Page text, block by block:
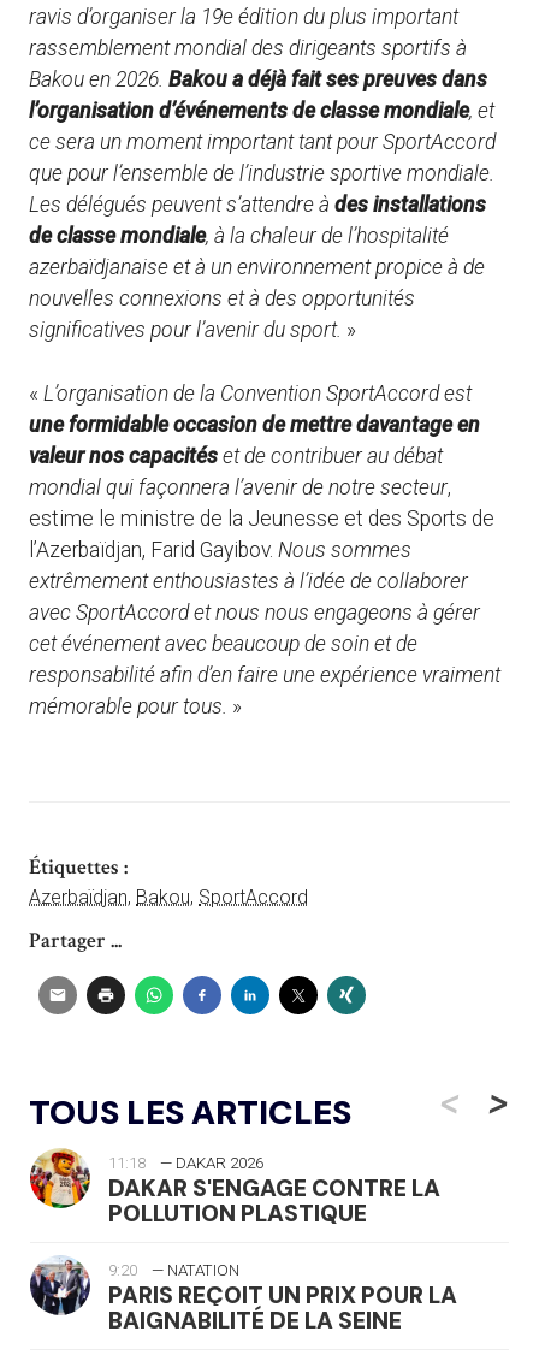
ravis d’organiser la 19e édition du plus important
rassemblement mondial des dirigeants sportifs à
Bakou en 2026. Bakou a déjà fait ses preuves dans
l’organisation d’événements de classe mondiale, et
ce sera un moment important tant pour SportAccord
que pour l’ensemble de l’industrie sportive mondiale.
Les délégués peuvent s’attendre à des installations
de classe mondiale, à la chaleur de l’hospitalité
azerbaïdjanaise et à un environnement propice à de
nouvelles connexions et à des opportunités
significatives pour l’avenir du sport. »
« L’organisation de la Convention SportAccord est
une formidable occasion de mettre davantage en
valeur nos capacités et de contribuer au débat
mondial qui façonnera l’avenir de notre secteur,
estime le ministre de la Jeunesse et des Sports de
l’Azerbaïdjan, Farid Gayibov. Nous sommes
extrêmement enthousiastes à l’idée de collaborer
avec SportAccord et nous nous engageons à gérer
cet événement avec beaucoup de soin et de
responsabilité afin d’en faire une expérience vraiment
mémorable pour tous. »
Étiquettes :
Azerbaïdjan, Bakou, SportAccord
Partager ...
TOUS LES ARTICLES <
11:18 — DAKAR 2026
DAKAR S'ENGAGE CONTRE LA
POLLUTION PLASTIQUE
9:20 — NATATION
PARIS REÇOIT UN PRIX POUR LA
BAIGNABILITÉ DE LA SEINE
>